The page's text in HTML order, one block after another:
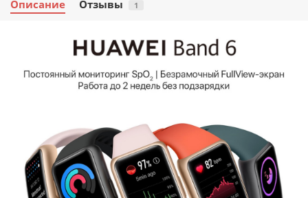
Описание Отзывы 1